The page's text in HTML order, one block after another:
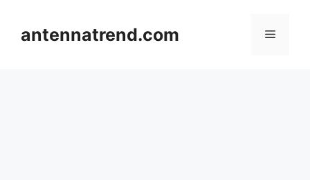
antennatrend.com 메